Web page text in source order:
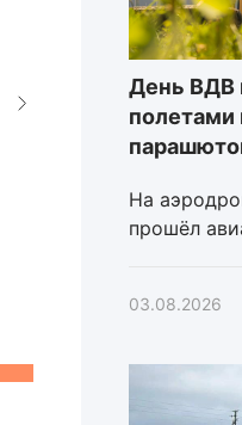
День ВДВ
На
прошёл
03.08.2026